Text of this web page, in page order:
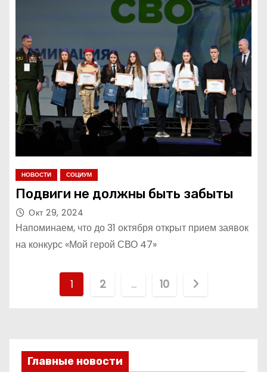
НОВОСТИ СОЦИУМ
Подвиги не должны быть забыты
Окт 29, 2024
Напоминаем, что до 31 октября открыт прием заявок
на конкурс «Мой герой СВО 47»
и
1 2 … 10
Главные новости